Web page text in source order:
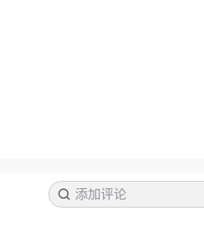
添加评论